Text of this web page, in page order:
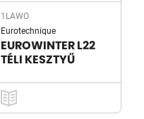
1LAWO
Eurotechnique
EUROWINTER L22
TÉLI KESZTYŰ